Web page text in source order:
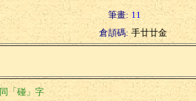
筆畫: 11
倉頡碼: 手廿廿金
同「碰」字